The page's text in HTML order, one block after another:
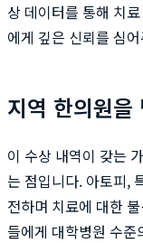
상 데이터를 통해 치
에게 깊은 신뢰를 심
지역 한의원을
이 수상 내역이 갖는
는 점입니다. 아토피,
전하며 치료에 대한
들에게 대학병원 수